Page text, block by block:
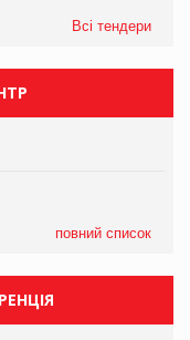
Всі тендери
повний список